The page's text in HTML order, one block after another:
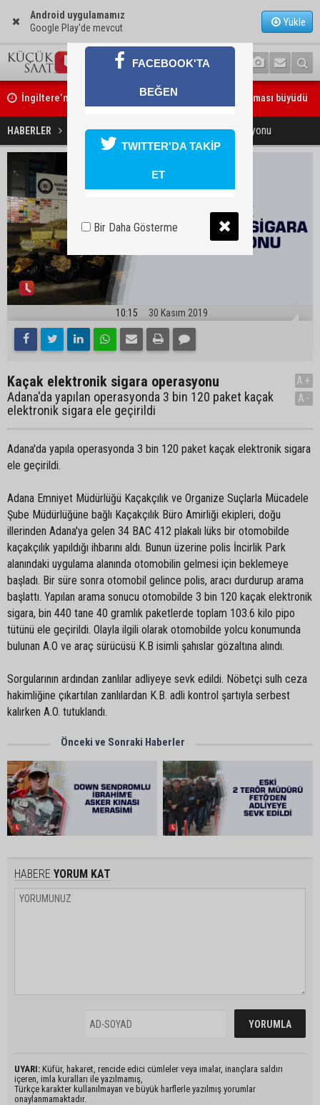
Android uygulamamız
Google Play'de mevcut
Yükle
İngiltere’nin çöpü Adana’ya geldi, mikroplastik tartışması büyüdü
ATÜ’de "Sunar Gastronomi ve Mutfak Sanatları Akademisi"
HABERLER YAŞAM Kaçak elektronik sigara operasyonu
10:15 30 Kasım 2019
Kaçak elektronik sigara operasyonu
Adana'da yapılan operasyonda 3 bin 120 paket kaçak
elektronik sigara ele geçirildi
A+
A-
Adana'da yapıla operasyonda 3 bin 120 paket kaçak elektronik sigara
ele geçirildi.
Adana Emniyet Müdürlüğü Kaçakçılık ve Organize Suçlarla Mücadele
Şube Müdürlüğüne bağlı Kaçakçılık Büro Amirliği ekipleri, doğu
illerinden Adana'ya gelen 34 BAC 412 plakalı lüks bir otomobilde
kaçakçılık yapıldığı ihbarını aldı. Bunun üzerine polis İncirlik Park
alanındaki uygulama alanında otomobilin gelmesi için beklemeye
başladı. Bir süre sonra otomobil gelince polis, aracı durdurup arama
başlattı. Yapılan arama sonucu otomobilde 3 bin 120 kaçak elektronik
sigara, bin 440 tane 40 gramlık paketlerde toplam 103.6 kilo pipo
tütünü ele geçirildi. Olayla ilgili olarak otomobilde yolcu konumunda
bulunan A.O ve araç sürücüsü K.B isimli şahıslar gözaltına alındı.
Sorgularının ardından zanlılar adliyeye sevk edildi. Nöbetçi sulh ceza
hakimliğine çıkartılan zanlılardan K.B. adli kontrol şartıyla serbest
kalırken A.O. tutuklandı.
Önceki ve Sonraki Haberler
HABERE YORUM KAT
UYARI: Küfür, hakaret, rencide edici cümleler veya imalar, inançlara saldırı
içeren, imla kuralları ile yazılmamış,
Türkçe karakter kullanılmayan ve büyük harflerle yazılmış yorumlar
onaylanmamaktadır.
FACEBOOK'TA
BEĞEN
TWITTER'DA TAKİP
ET
Bir Daha Gösterme